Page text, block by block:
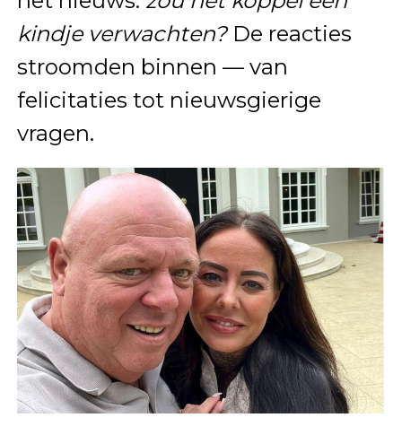
kindje verwachten?De reacties
stroomden binnen — van
felicitaties tot nieuwsgierige
vragen.